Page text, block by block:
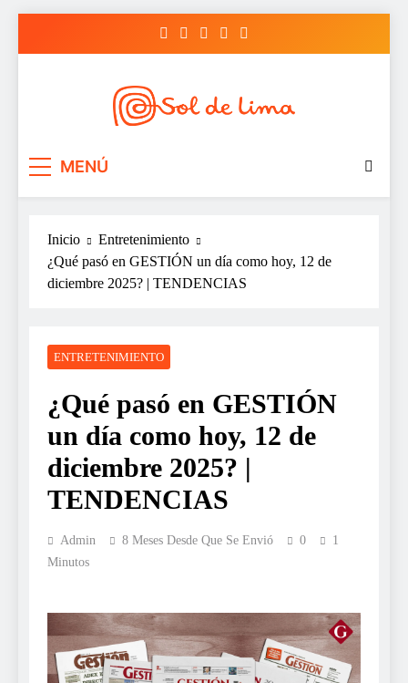
MENÚ
Inicio
Entretenimiento
¿Qué pasó en GESTIÓN un día como hoy, 12 de
diciembre 2025? | TENDENCIAS
ENTRETENIMIENTO
¿Qué pasó en GESTIÓN
un día como hoy, 12 de
diciembre 2025? |
TENDENCIAS
Admin 8 Meses Desde Que Se Envió 0
1
Minutos